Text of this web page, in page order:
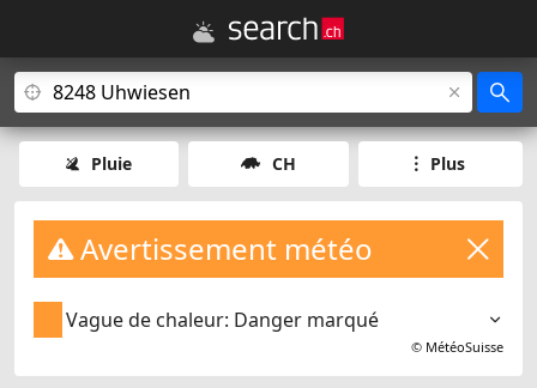
Pluie CH Plus
Avertissement météo
Vague de chaleur: Danger marqué
© MétéoSuisse